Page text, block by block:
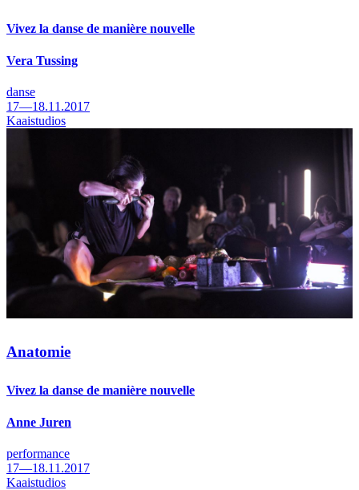
Vivez la danse de manière nouvelle
Vera Tussing
danse
17—18.11.2017
Kaaistudios
Anatomie
Vivez la danse de manière nouvelle
Anne Juren
performance
17—18.11.2017
Kaaistudios